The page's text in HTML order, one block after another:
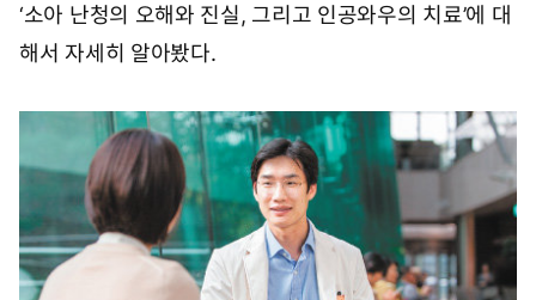
‘소아 난청의 오해와 진실, 그리고 인공와우의 치료’에 대
해서 자세히 알아봤다.